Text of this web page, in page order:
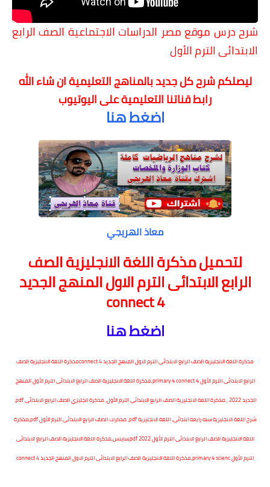
شرح درس موقع مصر الدراسات الاجتماعية الصف الرابع
الابتدائى الترم الأول
ليصلكم شرح كل جديد بالمناهج التعليميةان شاء الله
رابط قناتنا التعليمية على اليوتيوب
اضغط هنا
معاذ الهريجي
لتحميل مذكرة اللغة الانجليزية الصف
الرابع الابتدائى الترم الاول المنهج الجديد
connect 4
اضغط هنا
مذكرة اللغة الانجليزية الصف الرابع الابتدائى الترم الاول المنهج الجديد connect 4مذكرة اللغة الانجليزية الصف
الرابع الابتدائى الترم الأول primary 4 connect 4,مذكرة اللغة الانجليزية الصف الرابع الابتدائى الترم الأول المنهج
الجديد 2022 , مذكرة اللغة الانجليزية الصف الرابع الابتدائى الترم الأول، مذكرة انجليزي الصف الرابع الابتدائى pdf،
شرح اللغة الانجليزية سنه رابعه ابتدائى، اللغة الانجليزية pdf، مذكرات الصف الرابع الابتدائى الترم الأول pdf,مذكرة
اللغة الانجليزية الصف الرابع الابتدائى الترم الأول pdf 2022,ساينس,مذكرة اللغة الانجليزية الصف الرابع الابتدائى
الترم الأول primary 4 scienc,مذكرة اللغة الانجليزية الصف الرابع الابتدائى الترم الاول المنهج الجديد connect 4